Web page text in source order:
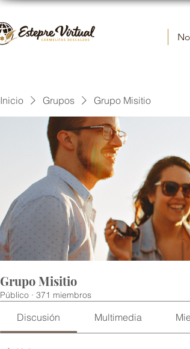
Inicio Grupos Grupo Misitio
Grupo Misitio
Público · 371 miembros
Discusión Multimedia